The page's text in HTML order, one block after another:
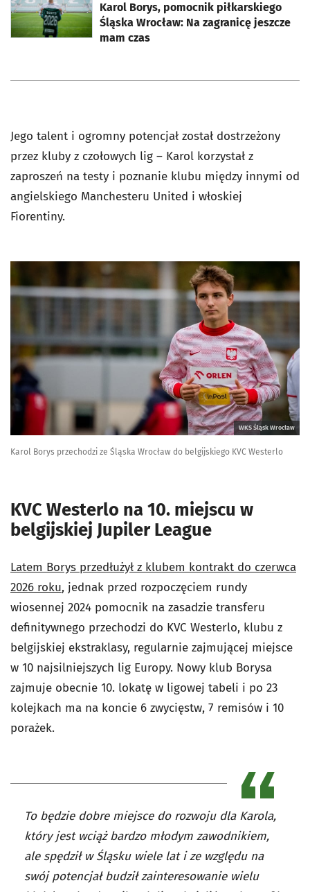
Karol Borys, pomocnik piłkarskiego
Śląska Wrocław: Na zagranicę jeszcze
mam czas
Jego talent i ogromny potencjał został dostrzeżony
przez kluby z czołowych lig – Karol korzystał z
zaproszeń na testy i poznanie klubu między innymi od
angielskiego Manchesteru United i włoskiej
Fiorentiny.
WKS Śląsk Wrocław
Karol Borys przechodzi ze Śląska Wrocław do belgijskiego KVC Westerlo
KVC Westerlo na 10. miejscu w
belgijskiej Jupiler League
Latem Borys przedłużył z klubem kontrakt do czerwca
2026 roku, jednak przed rozpoczęciem rundy
wiosennej 2024 pomocnik na zasadzie transferu
definitywnego przechodzi do KVC Westerlo, klubu z
belgijskiej ekstraklasy, regularnie zajmującej miejsce
w 10 najsilniejszych lig Europy. Nowy klub Borysa
zajmuje obecnie 10. lokatę w ligowej tabeli i po 23
kolejkach ma na koncie 6 zwycięstw, 7 remisów i 10
porażek.
To będzie dobre miejsce do rozwoju dla Karola,
który jest wciąż bardzo młodym zawodnikiem,
ale spędził w Śląsku wiele lat i ze względu na
swój potencjał budził zainteresowanie wielu